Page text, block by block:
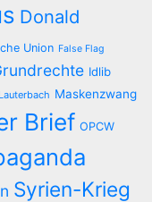
Donald
Union False Flag
Idlib
Maskenzwang
Brief OPCW
Syrien-Krieg